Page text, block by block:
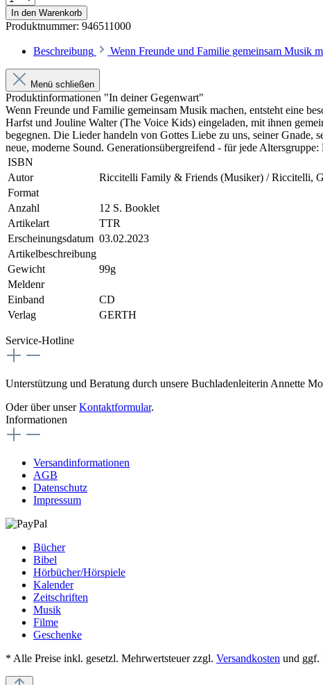
In den Warenkorb
Produktnummer: 946511000
Beschreibung Wenn Freunde und Familie gemeinsam Musik
Menü schließen
Produktinformationen "In deiner Gegenwart"
Wenn Freunde und Familie gemeinsam Musik machen, entsteht eine
Harfst und Jouline Walter (The Voice Kids) eingeladen, mit ihnen
begegnen. Die Lieder handeln von Gottes Liebe zu uns, seiner Gnade,
neue, moderne Sound. Generationsübergreifend - für jede
ISBN
Autor
Riccitelli Family & Friends (Musiker) / Riccitelli,
Format
Anzahl
12 S. Booklet
Artikelart
TTR
Erscheinungsdatum 03.02.2023
Artikelbeschreibung
Gewicht
99g
Meldenr
Einband
CD
Verlag
GERTH
Service-Hotline
Unterstützung und Beratung durch unsere Buchladenleiterin Annette
Oder über unserKontaktformular.
Informationen
Versandinformationen
AGB
Datenschutz
Impressum
Bücher
Bibel
Hörbücher/Hörspiele
Kalender
Zeitschriften
Musik
Filme
Geschenke
* Alle Preise inkl. gesetzl. Mehrwertsteuer zzgl. Versandkosten und ggf.